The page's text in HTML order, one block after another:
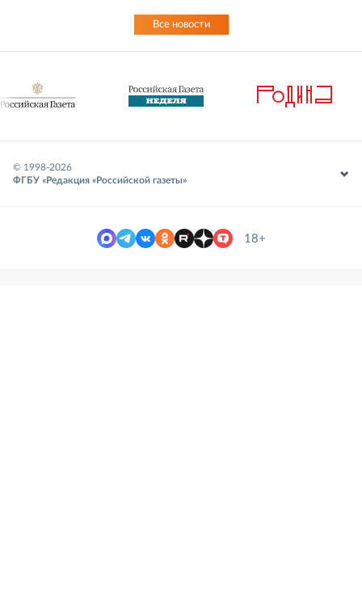
Все новости
© 1998-2026
ФГБУ «Редакция «Российской газеты»
18+